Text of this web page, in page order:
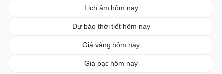
Lịch âm hôm nay
Dự báo thời tiết hôm nay
Giá vàng hôm nay
Giá bạc hôm nay